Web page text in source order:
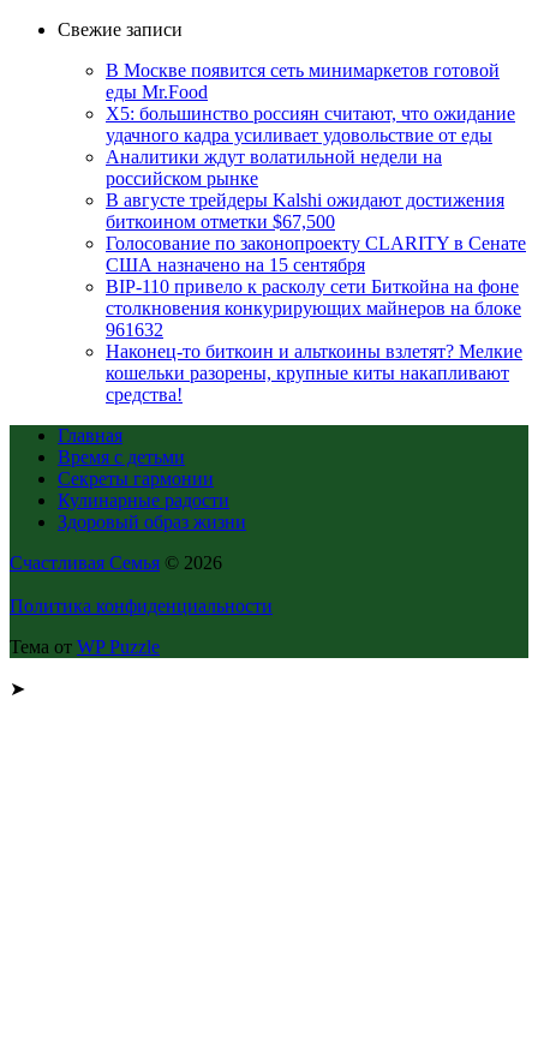
Свежие записи
В Москве появится сеть минимаркетов готовой
еды Mr.Food
X5: большинство россиян считают, что ожидание
удачного кадра усиливает удовольствие от еды
Аналитики ждут волатильной недели на
российском рынке
В августе трейдеры Kalshi ожидают достижения
биткоином отметки $67,500
Голосование по законопроекту CLARITY в Сенате
США назначено на 15 сентября
BIP-110 привело к расколу сети Биткойна на фоне
столкновения конкурирующих майнеров на блоке
961632
Наконец-то биткоин и альткоины взлетят? Мелкие
кошельки разорены, крупные киты накапливают
средства!
Главная
Время с детьми
Секреты гармонии
Кулинарные радости
Здоровый образ жизни
Счастливая Семья © 2026
Политика конфиденциальности
Тема от WP Puzzle
➤